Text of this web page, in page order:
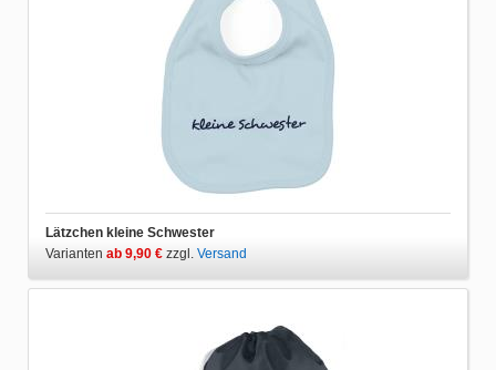
Lätzchen kleine Schwester
Varianten ab 9,90 € zzgl. Versand